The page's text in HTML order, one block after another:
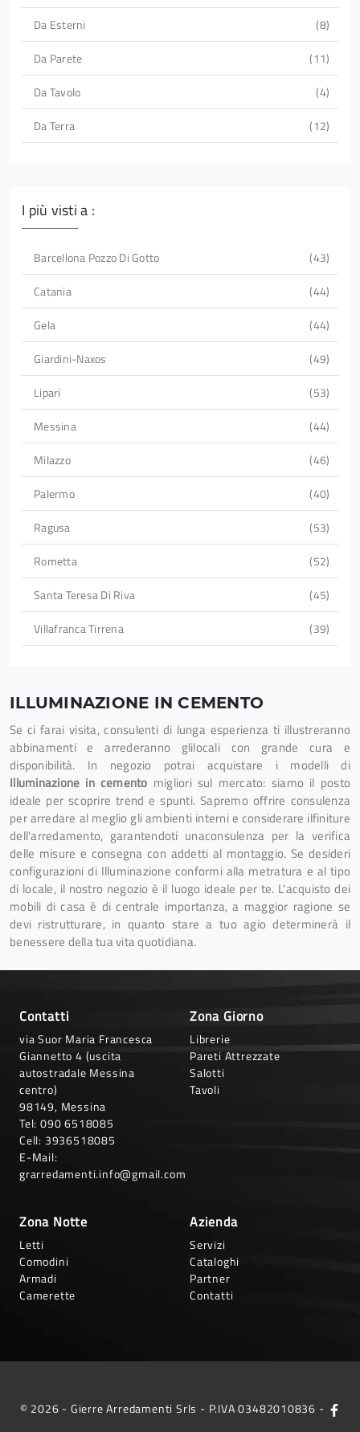
Da Esterni
8
Da Parete
11
Da Tavolo
4
Da Terra
12
I più visti a :
Barcellona Pozzo Di Gotto
43
Catania
44
Gela
44
Giardini-Naxos
49
Lipari
53
Messina
44
Milazzo
46
Palermo
40
Ragusa
53
Rometta
52
Santa Teresa Di Riva
45
Villafranca Tirrena
39
ILLUMINAZIONE IN CEMENTO
Se ci farai visita, consulenti di lunga esperienza ti illustreranno
abbinamenti e arrederanno glilocali con grande cura e
disponibilità. In negozio potrai acquistare i modelli di
Illuminazione in cemento migliori sul mercato: siamo il posto
ideale per scoprire trend e spunti. Sapremo offrire consulenza
per arredare al meglio gli ambienti interni e considerare ilfiniture
dell'arredamento, garantendoti unaconsulenza per la verifica
delle misure e consegna con addetti al montaggio. Se desideri
configurazioni di Illuminazione conformi alla metratura e al tipo
di locale, il nostro negozio è il luogo ideale per te. L'acquisto dei
mobili di casa è di centrale importanza, a maggior ragione se
devi ristrutturare, in quanto stare a tuo agio determinerà il
benessere della tua vita quotidiana.
Contatti
via Suor Maria Francesca
Giannetto 4 (uscita
autostradale Messina
centro)
98149, Messina
Tel: 090 6518085
Cell: 3936518085
E-Mail:
grarredamenti.info@gmail.com
Zona Giorno
Librerie
Pareti Attrezzate
Salotti
Tavoli
Zona Notte
Letti
Comodini
Armadi
Camerette
Azienda
Servizi
Cataloghi
Partner
Contatti
© 2026 - Gierre Arredamenti Srls - P.IVA 03482010836 -